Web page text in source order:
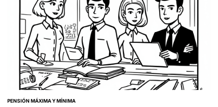
POSTED
PENSIÓN MÁXIMA Y MÍNIMA